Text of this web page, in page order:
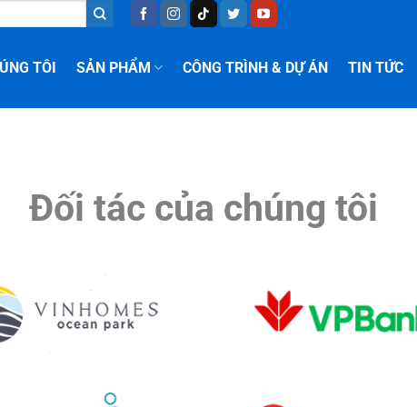
TÔI SẢN PHẨM CÔNG TRÌNH & DỰ ÁN TIN TỨC
Đối tác của chúng tôi